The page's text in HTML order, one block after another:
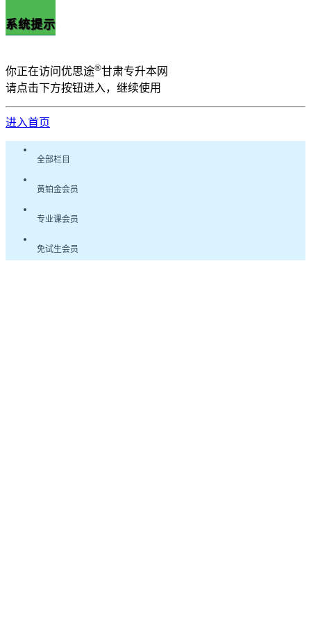
系统提示
你正在访问优思途®甘肃专升本网
请点击下方按钮进入，继续使用
进入首页
全部栏目
黄铂金会员
专业课会员
免试生会员